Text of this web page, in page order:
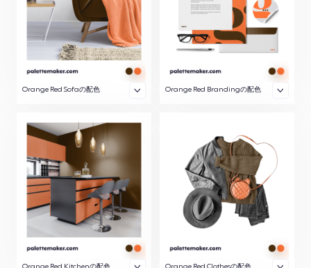
Orange Red Sofaの配色 Orange Red Brandingの配色